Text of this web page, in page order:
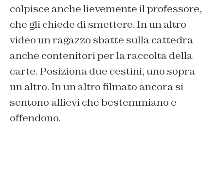
colpisce anche lievemente il professore,
che gli chiede di smettere. In un altro
video un ragazzo sbatte sulla cattedra
anche contenitori per la raccolta della
carte. Posiziona due cestini, uno sopra
un altro. In un altro filmato ancora si
sentono allievi che bestemmiano e
offendono.